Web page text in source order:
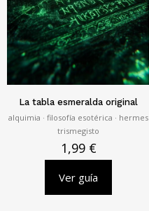
La tabla esmeralda original
alquimia · filosofía esotérica · hermes
trismegisto
1,99 €
Ver guía